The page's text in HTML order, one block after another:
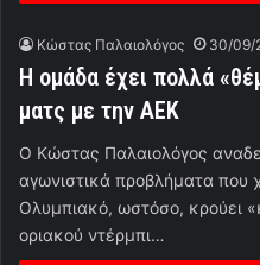
Κώστας Παλαιολόγος 30/09/
Η ομάδα έχει πολλά
ματς με την ΑΕΚ
Ο Κώστας Παλαιολόγος
αγωνιστικά προβλήματα που
Ολυμπιακό, ωστόσο, κρούει
οριακού ντέρμπι…